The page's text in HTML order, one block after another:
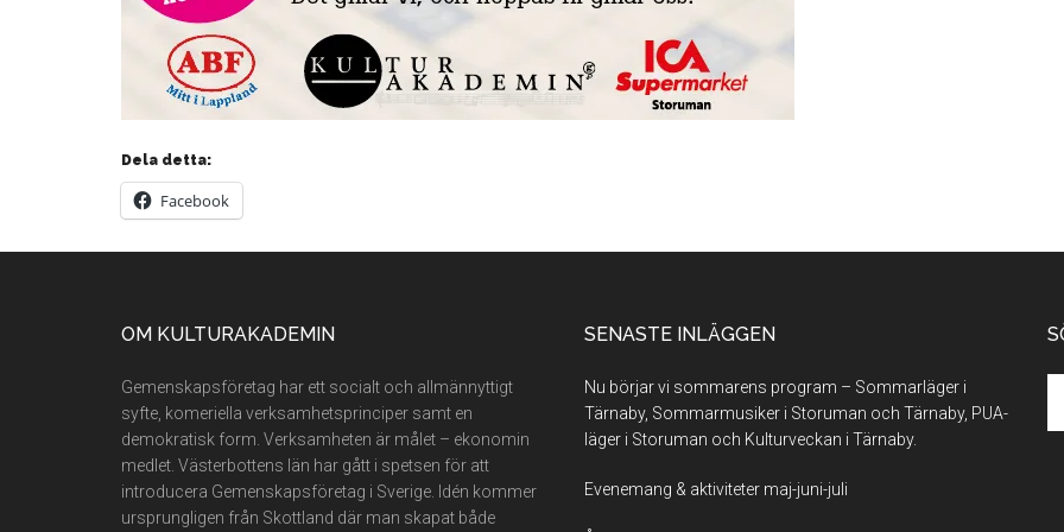
Dela detta:
Facebook
OM KULTURAKADEMIN
Gemenskapsföretag har ett socialt och allmännyttigt
syfte, komeriella verksamhetsprinciper samt en
demokratisk form. Verksamheten är målet – ekonomin
medlet. Västerbottens län har gått i spetsen för att
introducera Gemenskapsföretag i Sverige. Idén kommer
ursprungligen från Skottland där man skapat både
SENASTE INLÄGGEN
Nu börjar vi sommarens program – Sommarläger i
Tärnaby, Sommarmusiker i Storuman och Tärnaby, PUA-
läger i Storuman och Kulturveckan i Tärnaby.
Evenemang & aktiviteter maj-juni-juli